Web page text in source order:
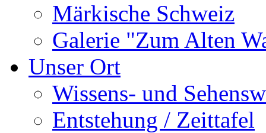
Märkische Schweiz
Galerie "Zum Alten
Unser Ort
Wissens- und
Entstehung / Zeittafel